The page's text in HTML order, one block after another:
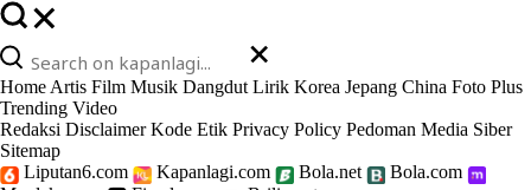
Home Artis Film Musik Dangdut Lirik Korea Jepang China Foto Plus
Trending Video
Redaksi Disclaimer Kode Etik Privacy Policy Pedoman Media Siber
Sitemap
Liputan6.com
Kapanlagi.com Bola.net
Bola.com